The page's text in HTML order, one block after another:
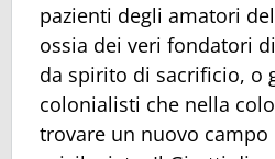
pazienti degli amatori
ossia dei veri fondatori
da spirito di sacrificio, o
colonialisti che nella
trovare un nuovo